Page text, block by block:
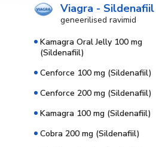
Viagra - Sildenafiil
geneerilised ravimid
Kamagra Oral Jelly 100 mg
(Sildenafiil)
Cenforce 100 mg (Sildenafiil)
Cenforce 200 mg (Sildenafiil)
Kamagra 100 mg (Sildenafiil)
Cobra 200 mg (Sildenafiil)